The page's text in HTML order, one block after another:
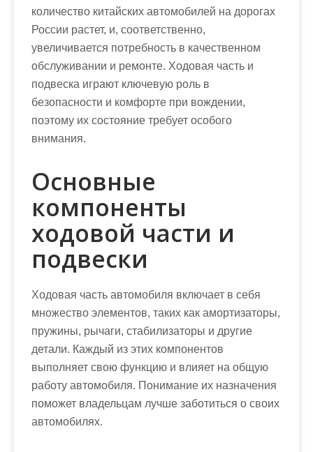
количество китайских автомобилей на дорогах
России растет, и, соответственно,
увеличивается потребность в качественном
обслуживании и ремонте. Ходовая часть и
подвеска играют ключевую роль в
безопасности и комфорте при вождении,
поэтому их состояние требует особого
внимания.
Основные
компоненты
ходовой части и
подвески
Ходовая часть автомобиля включает в себя
множество элементов, таких как амортизаторы,
пружины, рычаги, стабилизаторы и другие
детали. Каждый из этих компонентов
выполняет свою функцию и влияет на общую
работу автомобиля. Понимание их назначения
поможет владельцам лучше заботиться о своих
автомобилях.